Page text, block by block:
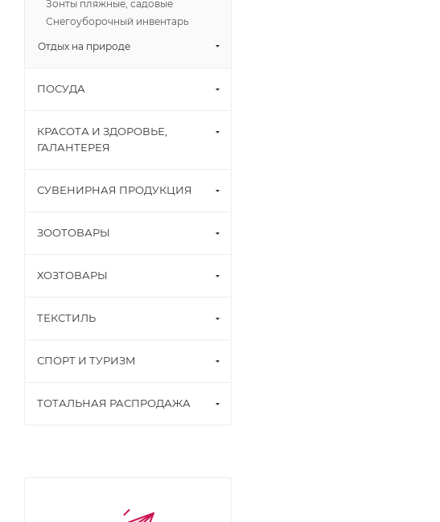
Зонты пляжные, садовые
Снегоуборочный инвентарь
Отдых на природе
ПОСУДА
КРАСОТА И ЗДОРОВЬЕ,
ГАЛАНТЕРЕЯ
СУВЕНИРНАЯ ПРОДУКЦИЯ
ЗООТОВАРЫ
ХОЗТОВАРЫ
ТЕКСТИЛЬ
СПОРТ И ТУРИЗМ
ТОТАЛЬНАЯ РАСПРОДАЖА